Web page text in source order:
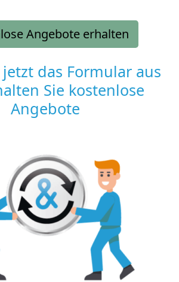
Angebote erhalten
jetzt das Formular aus
Sie kostenlose
Angebote